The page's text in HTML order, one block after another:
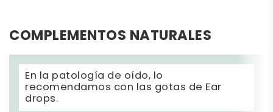
COMPLEMENTOS NATURALES
En la patología de oído, lo
recomendamos con las gotas de Ear
drops.